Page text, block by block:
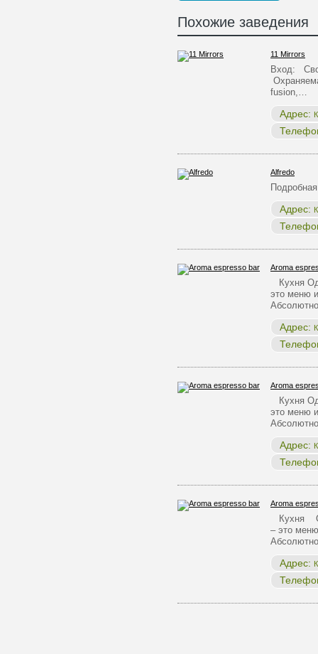
Похожие заведения
11 Mirrors
Вход:
fusion,…
Адрес:
Alfredo
Адрес:
Aroma
Кухня
это меню
Адрес:
Aroma
Кухня
это меню
Адрес:
Aroma
Кухня
– это
Адрес: